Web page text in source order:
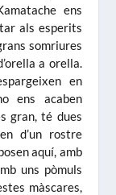
ens
als esperits
somriures
a orella.
en
ens acaben
gran, té dues
d’un rostre
aquí, amb
uns pòmuls
màscares,